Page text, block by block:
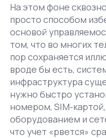
На этом фоне
просто способом
основой
том, что во многих
пор сохраняется
вроде бы есть,
инфраструктура
нужно быстро
номером, SIM-
оборудованием и
что учет «рвется»